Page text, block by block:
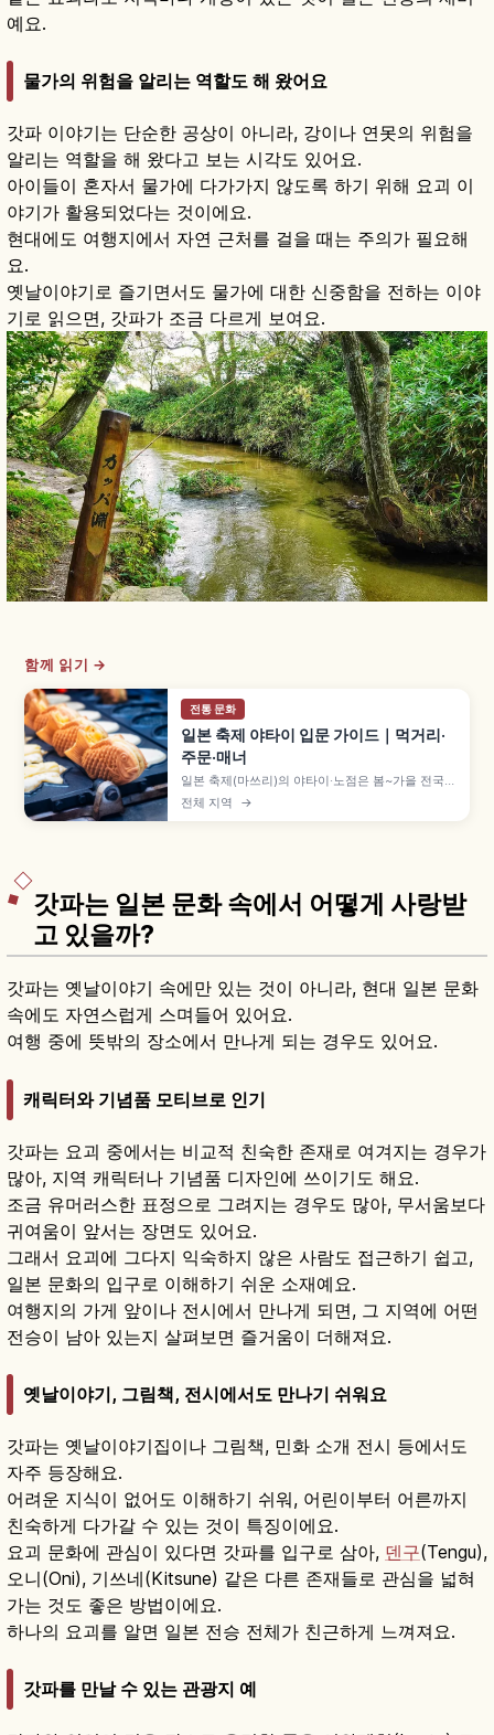
예요.
물가의 위험을 알리는 역할도 해 왔어요
갓파 이야기는 단순한 공상이 아니라, 강이나 연못의 위험을
알리는 역할을 해 왔다고 보는 시각도 있어요.
아이들이 혼자서 물가에 다가가지 않도록 하기 위해 요괴 이
야기가 활용되었다는 것이에요.
현대에도 여행지에서 자연 근처를 걸을 때는 주의가 필요해
요.
옛날이야기로 즐기면서도 물가에 대한 신중함을 전하는 이야
기로 읽으면, 갓파가 조금 다르게 보여요.
함께 읽기 →
전통 문화
일본 축제 야타이 입문 가이드｜먹거리·
주문·매너
일본 축제(마쓰리)의 야타이·노점은 봄~가을 전국에
서 열리며, 사과 사탕 300~500엔·야키소바
400~600엔·베이비 카스테라 300~500엔 등 길
전체 지역 →
갓파는 일본 문화 속에서 어떻게 사랑받
고 있을까?
갓파는 옛날이야기 속에만 있는 것이 아니라, 현대 일본 문화
속에도 자연스럽게 스며들어 있어요.
여행 중에 뜻밖의 장소에서 만나게 되는 경우도 있어요.
캐릭터와 기념품 모티브로 인기
갓파는 요괴 중에서는 비교적 친숙한 존재로 여겨지는 경우가
많아, 지역 캐릭터나 기념품 디자인에 쓰이기도 해요.
조금 유머러스한 표정으로 그려지는 경우도 많아, 무서움보다
귀여움이 앞서는 장면도 있어요.
그래서 요괴에 그다지 익숙하지 않은 사람도 접근하기 쉽고,
일본 문화의 입구로 이해하기 쉬운 소재예요.
여행지의 가게 앞이나 전시에서 만나게 되면, 그 지역에 어떤
전승이 남아 있는지 살펴보면 즐거움이 더해져요.
옛날이야기, 그림책, 전시에서도 만나기 쉬워요
갓파는 옛날이야기집이나 그림책, 민화 소개 전시 등에서도
자주 등장해요.
어려운 지식이 없어도 이해하기 쉬워, 어린이부터 어른까지
친숙하게 다가갈 수 있는 것이 특징이에요.
요괴 문화에 관심이 있다면 갓파를 입구로 삼아, 덴구(Tengu),
오니(Oni), 기쓰네(Kitsune) 같은 다른 존재들로 관심을 넓혀
가는 것도 좋은 방법이에요.
하나의 요괴를 알면 일본 전승 전체가 친근하게 느껴져요.
갓파를 만날 수 있는 관광지 예